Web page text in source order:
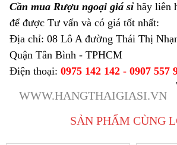
Cần mua Rượu ngoại giá sỉ hãy liên
để được Tư vấn và có giá tốt nhất:
Địa chỉ: 08 Lô A đường Thái Thị
Quận Tân Bình - TPHCM
Điện thoại: 0975 142 142 - 0907 557
WWW.HANGTHAIGIASI.VN
SẢN PHẨM CÙNG